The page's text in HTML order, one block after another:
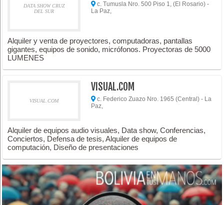
DATA SHOW CRUZ
DEL SUR
c. Tumusla Nro. 500 Piso 1, (El Rosario) -
La Paz,
Alquiler y venta de proyectores, computadoras, pantallas
gigantes, equipos de sonido, micrófonos. Proyectoras de 5000
LUMENES
VISUAL.COM
VISUAL.COM
c. Federico Zuazo Nro. 1965 (Central) - La
Paz,
Alquiler de equipos audio visuales, Data show, Conferencias,
Conciertos, Defensa de tesis, Alquiler de equipos de
computación, Diseño de presentaciones